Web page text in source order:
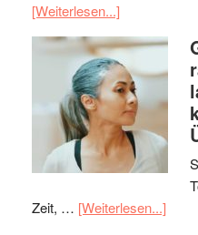
[Weiterlesen...]
Zeit, … [Weiterlesen...]